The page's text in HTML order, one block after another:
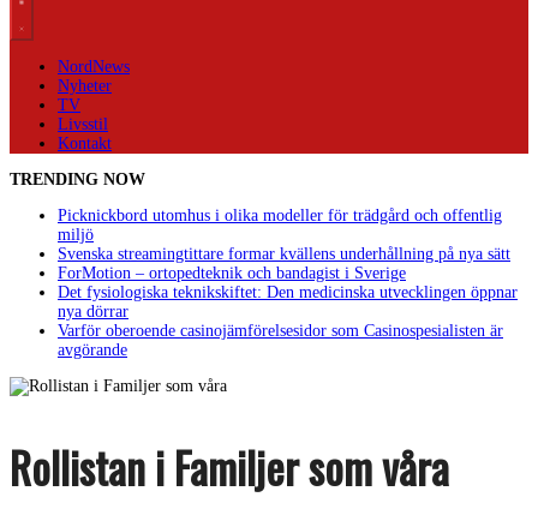
NordNews
Nyheter
TV
Livsstil
Kontakt
TRENDING NOW
Picknickbord utomhus i olika modeller för trädgård och offentlig
miljö
Svenska streamingtittare formar kvällens underhållning på nya sätt
ForMotion – ortopedteknik och bandagist i Sverige
Det fysiologiska teknikskiftet: Den medicinska utvecklingen öppnar
nya dörrar
Varför oberoende casinojämförelsesidor som Casinospesialisten är
avgörande
Rollistan i Familjer som våra